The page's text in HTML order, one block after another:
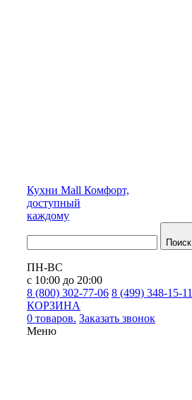
Кухни Mall Комфорт,
доступный
каждому
Поиск
ПН-ВС
с 10:00 до 20:00
8 (800) 302-77-06 8 (499) 348-15-11
КОРЗИНА
0 товаров. Заказать звонок
Меню